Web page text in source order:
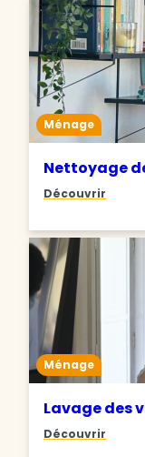
Ménage
Nettoyage
Découvrir
Ménage
Lavage des
Découvrir